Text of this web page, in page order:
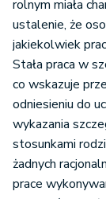
rolnym miała
ustalenie, że
jakiekolwiek
Stała praca w
co wskazuje
odniesieniu do
wykazania
stosunkami
żadnych
prace